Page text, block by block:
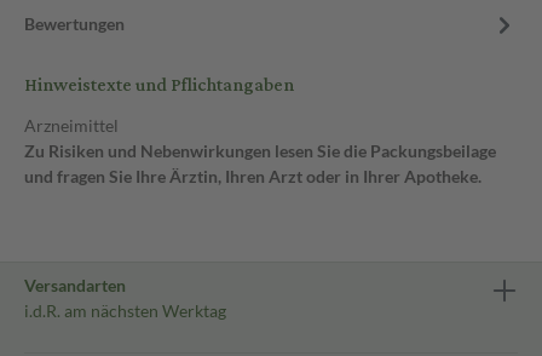
Bewertungen
Hinweistexte und Pflichtangaben
Arzneimittel
Zu Risiken und Nebenwirkungen lesen Sie die Packungsbeilage
und fragen Sie Ihre Ärztin, Ihren Arzt oder in Ihrer Apotheke.
Versandarten
i.d.R. am nächsten Werktag